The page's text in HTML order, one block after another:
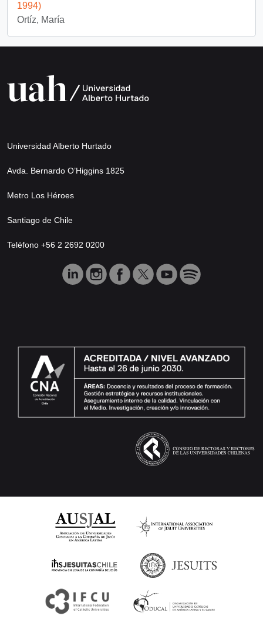
1994)
Ortíz, María
Universidad Alberto Hurtado
Avda. Bernardo O’Higgins 1825
Metro Los Héroes
Santiago de Chile
Teléfono +56 2 2692 0200